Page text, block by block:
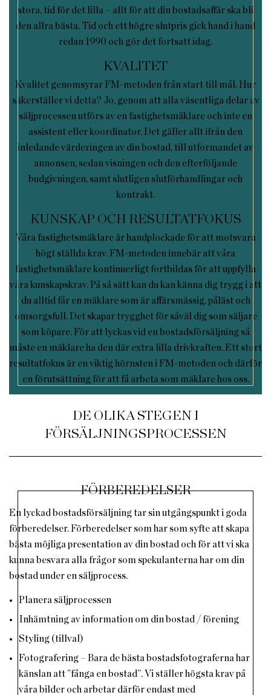
stora, tid för det lilla – allt för att din bostadsaffär ska bli
den allra bästa. Tid och ett högre slutpris gick hand i hand
redan 1990 och gör det fortsatt idag.
KVALITET
Kvalitet genomsyrar FM-metoden från start till mål. Hur
säkerställer vi detta? Jo, genom att alla väsentliga delar av
säljprocessen utförs av en fastighetsmäklare och inte en
assistent eller koordinator. Det gäller allt ifrån den
inledande värderingen av din bostad, till utformandet av
annonsen, sedan visningen och den efterföljande
budgivningen, samt slutligen slutförhandlingar och
kontrakt.
KUNSKAP OCH RESULTATFOKUS
Våra fastighetsmäklare är handplockade för att motsvara
högt ställda krav. FM-metoden innebär att våra
fastighetsmäklare kontinuerligt fortbildas för att uppfylla
våra kunskapskrav. På så sätt kan du kan känna dig trygg i att
du alltid får en mäklare som är affärsmässig, påläst och
omsorgsfull. Det skapar trygghet för såväl dig som säljare
som köpare. För att lyckas vid en bostadsförsäljning så
måste en mäklare ha den där extra lilla drivkraften. Ett stort
resultatfokus är en viktig hörnsten i FM-metoden och därför
en förutsättning för att få arbeta som mäklare hos oss.
DE OLIKA STEGEN I
FÖRSÄLJNINGSPROCESSEN
FÖRBEREDELSER
En lyckad bostadsförsäljning tar sin utgångspunkt i goda
förberedelser. Förberedelser som har som syfte att skapa
bästa möjliga presentation av din bostad och för att vi ska
kunna besvara alla frågor som spekulanterna har om din
bostad under en säljprocess.
Planera säljprocessen
Inhämtning av information om din bostad / förening
Styling (tillval)
Fotografering – Bara de bästa bostadsfotograferna har
känslan att ”fånga en bostad”. Vi ställer högsta krav på
våra bilder och arbetar därför endast med